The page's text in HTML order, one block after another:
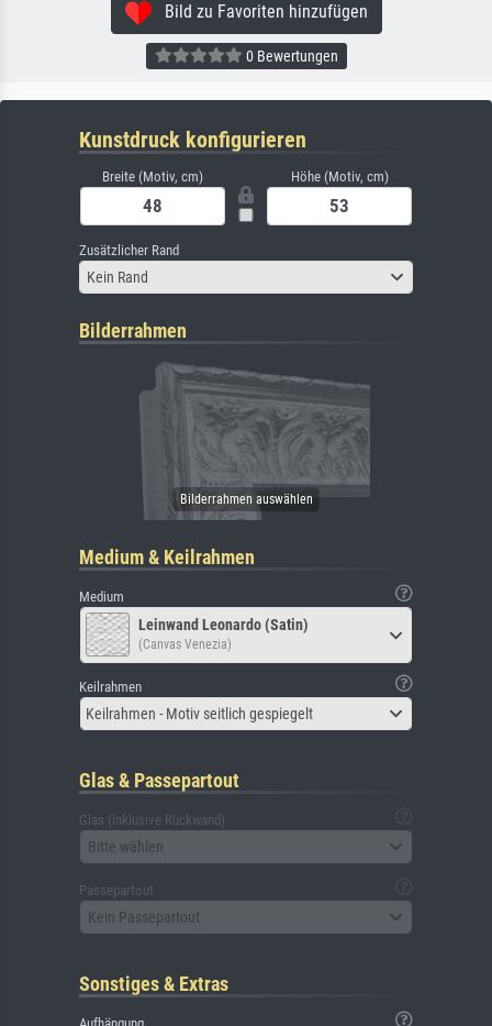
Bild zu Favoriten hinzufügen
0 Bewertungen
Kunstdruck konfigurieren
Breite (Motiv, cm) Höhe (Motiv, cm)
Zusätzlicher Rand
Kein Rand
Bilderrahmen
Medium & Keilrahmen
Medium
Leinwand Leonardo (Satin)
(Canvas Venezia)
Keilrahmen
Keilrahmen - Motiv seitlich gespiegelt
Glas & Passepartout
Glas (inklusive Rückwand)
Bitte wählen
Passepartout
Kein Passepartout
Sonstiges & Extras